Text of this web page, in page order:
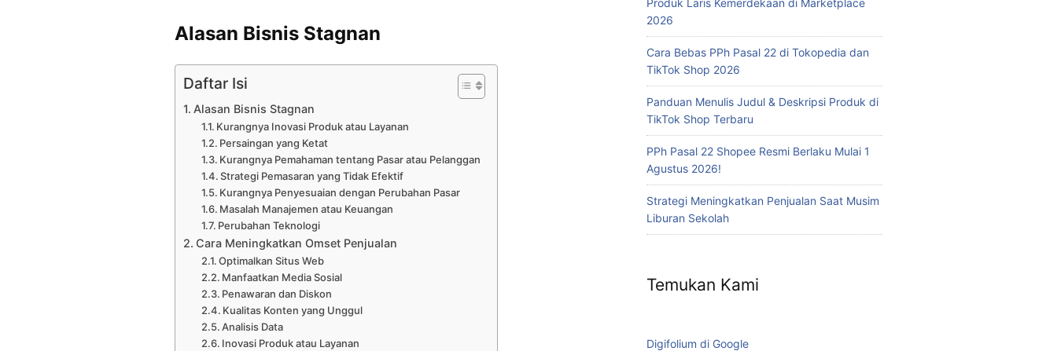
Alasan Bisnis Stagnan
Daftar Isi
Alasan Bisnis Stagnan
Kurangnya Inovasi Produk atau Layanan
Persaingan yang Ketat
Kurangnya Pemahaman tentang Pasar atau Pelanggan
Strategi Pemasaran yang Tidak Efektif
Kurangnya Penyesuaian dengan Perubahan Pasar
Masalah Manajemen atau Keuangan
Perubahan Teknologi
Cara Meningkatkan Omset Penjualan
Optimalkan Situs Web
Manfaatkan Media Sosial
Penawaran dan Diskon
Kualitas Konten yang Unggul
Analisis Data
Inovasi Produk atau Layanan
2026
Cara Bebas PPh Pasal 22 di Tokopedia dan
TikTok Shop 2026
Panduan Menulis Judul & Deskripsi Produk di
TikTok Shop Terbaru
PPh Pasal 22 Shopee Resmi Berlaku Mulai 1
Agustus 2026!
Strategi Meningkatkan Penjualan Saat Musim
Liburan Sekolah
Temukan Kami
Digifolium di Google